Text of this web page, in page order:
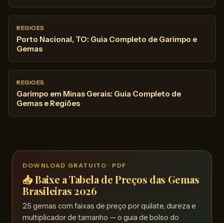
REGIOES
Porto Nacional, TO: Guia Completo de Garimpo e
Gemas
REGIOES
Garimpo em Minas Gerais: Guia Completo de
Gemas e Regiões
DOWNLOAD GRATUITO · PDF
📥 Baixe a Tabela de Preços das Gemas
Brasileiras 2026
25 gemas com faixas de preço por quilate, dureza e
multiplicador de tamanho — o guia de bolso do